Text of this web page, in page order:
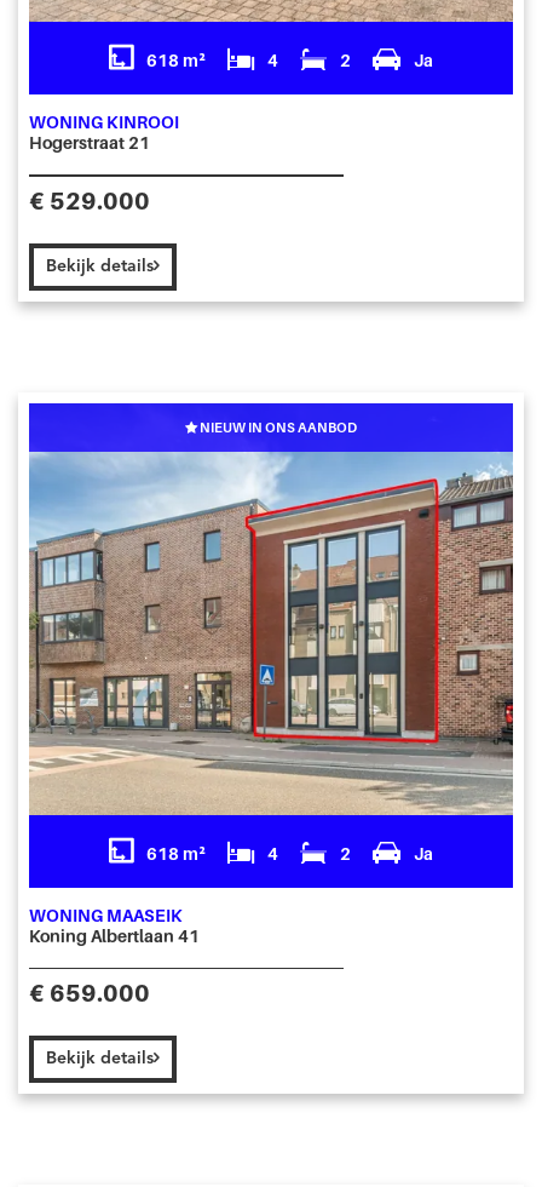
618 m² 4 2 Ja
WONING KINROOI
Hogerstraat 21
€ 529.000
Bekijk details
NIEUW IN ONS AANBOD
618 m² 4 2 Ja
WONING MAASEIK
Koning Albertlaan 41
€ 659.000
Bekijk details